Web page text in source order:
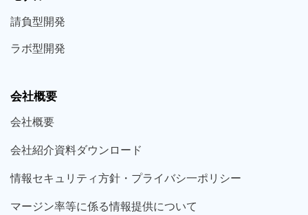
請負型開発
ラボ型開発
会社概要
会社概要
会社紹介資料ダウンロード
情報セキュリティ方針・プライバシ一ポリシー
マージン率等に係る情報提供について